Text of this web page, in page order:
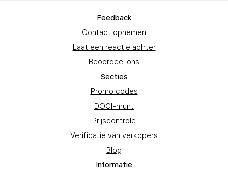
Feedback
Contact opnemen
Laat een reactie achter
Beoordeel ons
Secties
Promo codes
DOGI-munt
Prijscontrole
Verificatie van verkopers
Blog
Informatie